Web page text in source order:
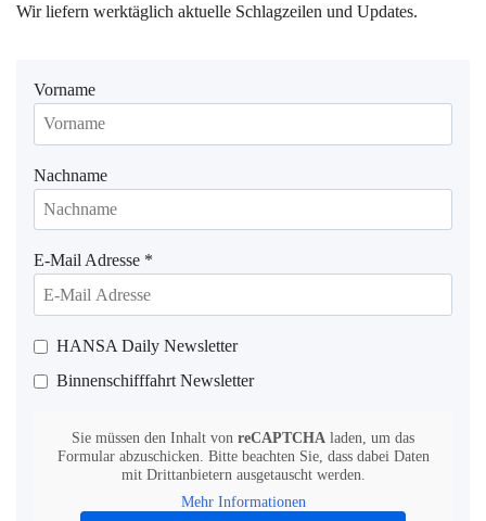
Wir liefern werktäglich aktuelle Schlagzeilen und Updates.
Vorname
Nachname
E-Mail Adresse *
HANSA Daily Newsletter
Binnenschifffahrt Newsletter
Sie müssen den Inhalt von reCAPTCHA laden, um das
Formular abzuschicken. Bitte beachten Sie, dass dabei Daten
mit Drittanbietern ausgetauscht werden.
Mehr Informationen